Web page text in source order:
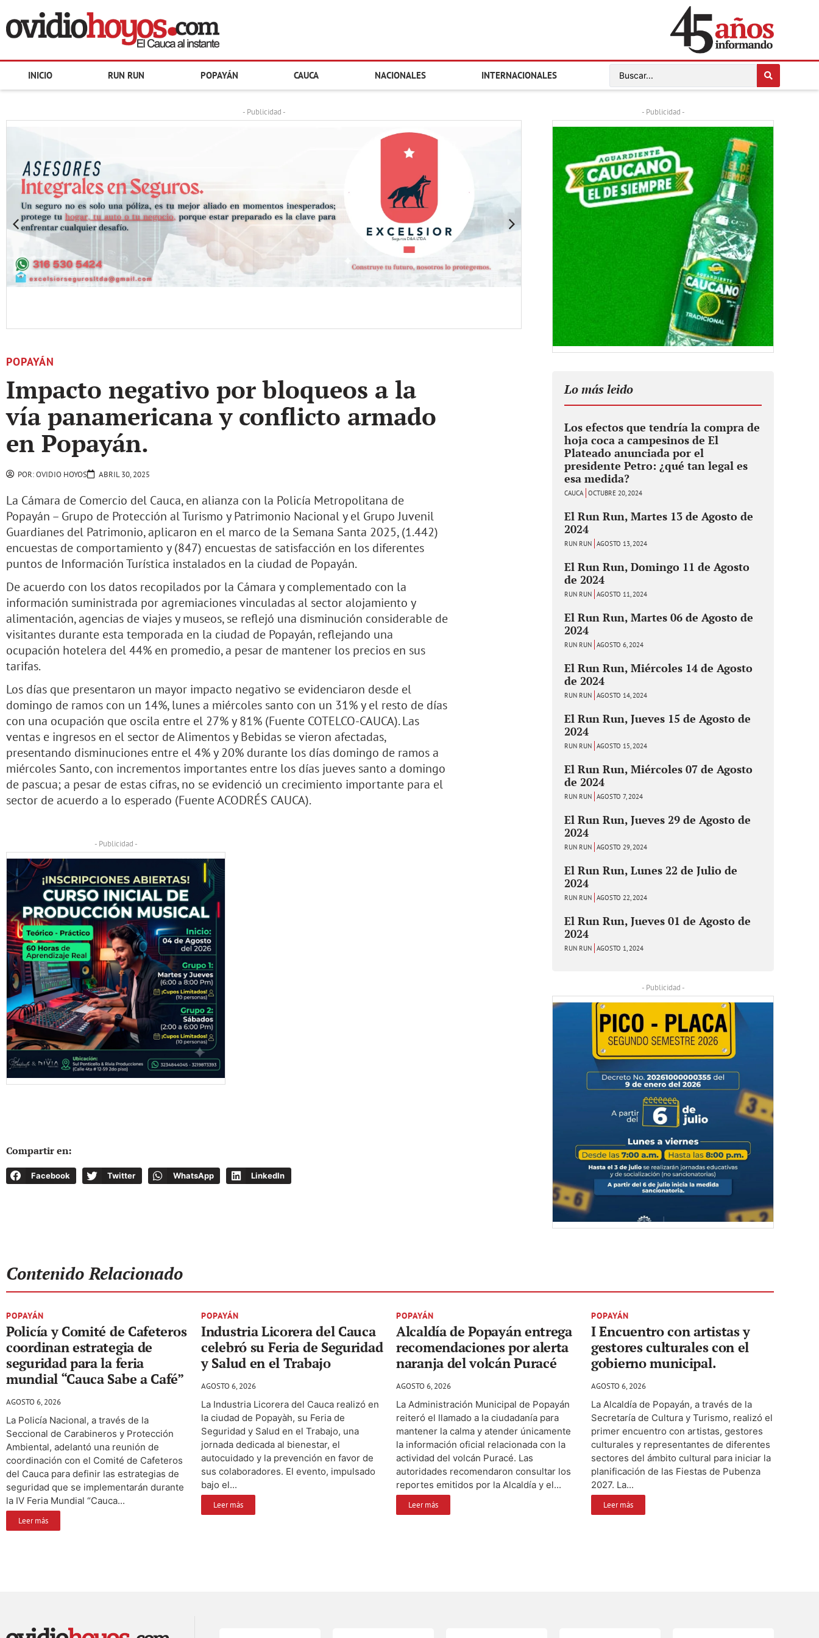
INICIO RUN RUN POPAYÁN CAUCA NACIONALES INTERNACIONALES
- Publicidad -
POPAYÁN
Impacto negativo por bloqueos a la
vía panamericana y conflicto armado
en Popayán.
POR:OVIDIO HOYOS ABRIL 30, 2025
La Cámara de Comercio del Cauca, en alianza con la Policía Metropolitana de
Popayán – Grupo de Protección al Turismo y Patrimonio Nacional y el Grupo Juvenil
Guardianes del Patrimonio, aplicaron en el marco de la Semana Santa 2025, (1.442)
encuestas de comportamiento y (847) encuestas de satisfacción en los diferentes
puntos de Información Turística instalados en la ciudad de Popayán.
De acuerdo con los datos recopilados por la Cámara y complementado con la
información suministrada por agremiaciones vinculadas al sector alojamiento y
alimentación, agencias de viajes y museos, se reflejó una disminución considerable de
visitantes durante esta temporada en la ciudad de Popayán, reflejando una
ocupación hotelera del 44% en promedio, a pesar de mantener los precios en sus
tarifas.
Los días que presentaron un mayor impacto negativo se evidenciaron desde el
domingo de ramos con un 14%, lunes a miércoles santo con un 31% y el resto de días
con una ocupación que oscila entre el 27% y 81% (Fuente COTELCO-CAUCA). Las
ventas e ingresos en el sector de Alimentos y Bebidas se vieron afectadas,
presentando disminuciones entre el 4% y 20% durante los días domingo de ramos a
miércoles Santo, con incrementos importantes entre los días jueves santo a domingo
de pascua; a pesar de estas cifras, no se evidenció un crecimiento importante para el
sector de acuerdo a lo esperado (Fuente ACODRÉS CAUCA).
- Publicidad -
Compartir en:
Facebook Twitter WhatsApp LinkedIn
- Publicidad -
Lo más leido
Los efectos que tendría la compra de
hoja coca a campesinos de El
Plateado anunciada por el
presidente Petro: ¿qué tan legal es
esa medida?
CAUCA OCTUBRE 20, 2024
El Run Run, Martes 13 de Agosto de
2024
RUN RUN AGOSTO 13, 2024
El Run Run, Domingo 11 de Agosto
de 2024
RUN RUN AGOSTO 11, 2024
El Run Run, Martes 06 de Agosto de
2024
RUN RUN AGOSTO 6, 2024
El Run Run, Miércoles 14 de Agosto
de 2024
RUN RUN AGOSTO 14, 2024
El Run Run, Jueves 15 de Agosto de
2024
RUN RUN AGOSTO 15, 2024
El Run Run, Miércoles 07 de Agosto
de 2024
RUN RUN AGOSTO 7, 2024
El Run Run, Jueves 29 de Agosto de
2024
RUN RUN AGOSTO 29, 2024
El Run Run, Lunes 22 de Julio de
2024
RUN RUN AGOSTO 22, 2024
El Run Run, Jueves 01 de Agosto de
2024
RUN RUN AGOSTO 1, 2024
- Publicidad -
Contenido Relacionado
POPAYÁN
Policía y Comité de Cafeteros
coordinan estrategia de
seguridad para la feria
mundial “Cauca Sabe a Café”
AGOSTO 6, 2026
La Policía Nacional, a través de la
Seccional de Carabineros y Protección
Ambiental, adelantó una reunión de
coordinación con el Comité de Cafeteros
del Cauca para definir las estrategias de
seguridad que se implementarán durante
la IV Feria Mundial “Cauca...
Leer más
POPAYÁN
Industria Licorera del Cauca
celebró su Feria de Seguridad
y Salud en el Trabajo
AGOSTO 6, 2026
La Industria Licorera del Cauca realizó en
la ciudad de Popayàh, su Feria de
Seguridad y Salud en el Trabajo, una
jornada dedicada al bienestar, el
autocuidado y la prevención en favor de
sus colaboradores. El evento, impulsado
bajo el...
Leer más
POPAYÁN
Alcaldía de Popayán entrega
recomendaciones por alerta
naranja del volcán Puracé
AGOSTO 6, 2026
La Administración Municipal de Popayán
reiteró el llamado a la ciudadanía para
mantener la calma y atender únicamente
la información oficial relacionada con la
actividad del volcán Puracé. Las
autoridades recomendaron consultar los
reportes emitidos por la Alcaldía y el...
Leer más
POPAYÁN
I Encuentro con artistas y
gestores culturales con el
gobierno municipal.
AGOSTO 6, 2026
La Alcaldía de Popayán, a través de la
Secretaría de Cultura y Turismo, realizó el
primer encuentro con artistas, gestores
culturales y representantes de diferentes
sectores del ámbito cultural para iniciar la
planificación de las Fiestas de Pubenza
2027. La...
Leer más